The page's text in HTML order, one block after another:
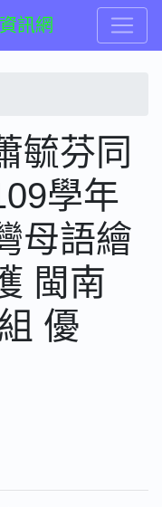
訊網
毓芬同
學年
母語繪
閩南
優